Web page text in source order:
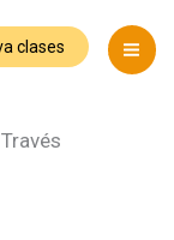
clases